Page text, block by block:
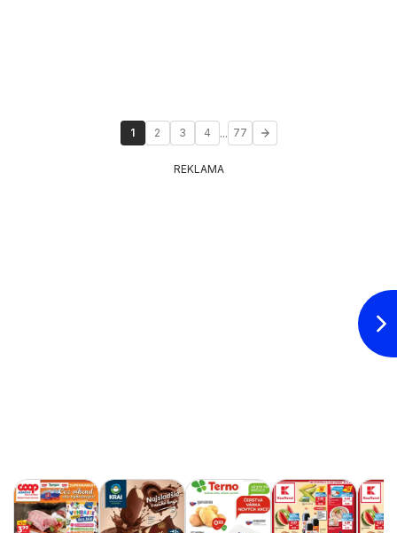
1 2 3 4 ... 77
REKLAMA